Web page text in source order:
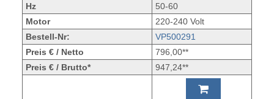
Hz
50-60
Motor
220-240 Volt
Bestell-Nr:
VP500291
Preis € / Netto
796,00**
Preis € / Brutto*
947,24**